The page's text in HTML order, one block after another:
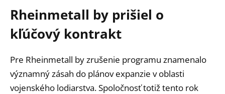
Rheinmetall by prišiel o
kľúčový kontrakt
Pre Rheinmetall by zrušenie programu znamenalo
významný zásah do plánov expanzie v oblasti
vojenského lodiarstva. Spoločnosť totiž tento rok